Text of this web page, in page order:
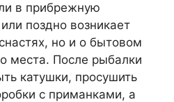
в прибрежную
поздно возникает
но и о бытовом
места. После рыбалки
катушки, просушить
с приманками, а